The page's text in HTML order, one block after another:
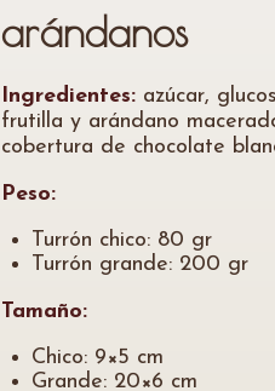
arándanos
Ingredientes: azúcar,
frutilla y arándano
cobertura de chocolate
Peso:
Turrón chico: 80 gr
Turrón grande: 200 gr
Tamaño:
Chico: 9×5 cm
Grande: 20×6 cm